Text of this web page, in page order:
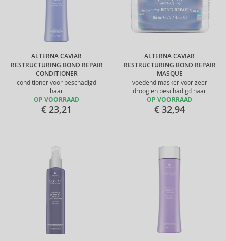
ALTERNA CAVIAR
RESTRUCTURING BOND REPAIR
CONDITIONER
conditioner voor beschadigd
haar
OP VOORRAAD
€ 23,21
ALTERNA CAVIAR
RESTRUCTURING BOND REPAIR
MASQUE
voedend masker voor zeer
droog en beschadigd haar
OP VOORRAAD
€ 32,94